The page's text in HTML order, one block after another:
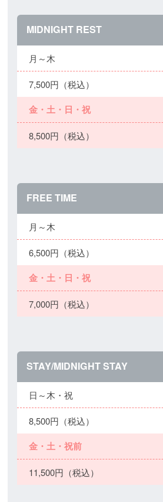
MIDNIGHT REST
月～木
7,500円（税込）
金・土・日・祝
8,500円（税込）
FREE TIME
月～木
6,500円（税込）
金・土・日・祝
7,000円（税込）
STAY/MIDNIGHT STAY
日～木・祝
8,500円（税込）
金・土・祝前
11,500円（税込）